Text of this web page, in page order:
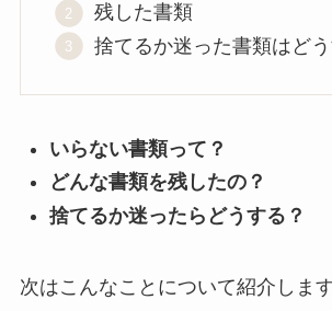
残した書類
捨てるか迷った書類はどう
いらない書類って？
どんな書類を残したの？
捨てるか迷ったらどうする？
次はこんなことについて紹介します